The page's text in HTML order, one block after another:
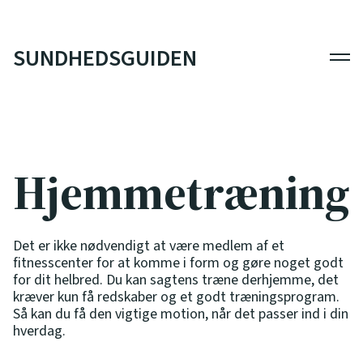
SUNDHEDSGUIDEN
Hjemmetræning
Det er ikke nødvendigt at være medlem af et
fitnesscenter for at komme i form og gøre noget godt
for dit helbred. Du kan sagtens træne derhjemme, det
kræver kun få redskaber og et godt træningsprogram.
Så kan du få den vigtige motion, når det passer ind i din
hverdag.